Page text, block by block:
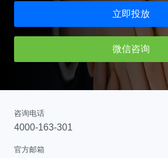
立即投放
微信咨询
咨询电话
4000-163-301
官方邮箱